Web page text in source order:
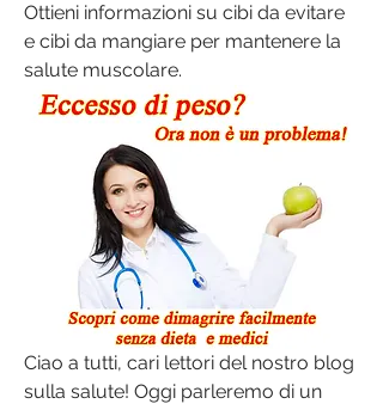
Ottieni informazioni su cibi da evitare
e cibi da mangiare per mantenere la
salute muscolare.
Ciao a tutti, cari lettori del nostro blog
sulla salute! Oggi parleremo di un